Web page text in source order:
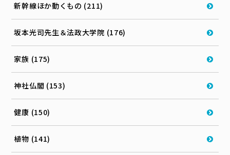
新幹線ほか動くもの (211)
坂本光司先生＆法政大学院 (176)
家族 (175)
神社仏閣 (153)
健康 (150)
植物 (141)